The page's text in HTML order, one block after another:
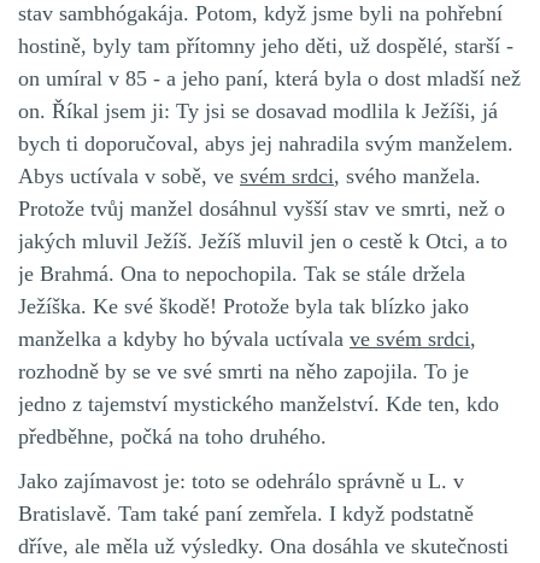
stav sambhógakája. Potom, když jsme byli na pohřební
hostině, byly tam přítomny jeho děti, už dospělé, starší -
on umíral v 85 - a jeho paní, která byla o dost mladší než
on. Říkal jsem ji: Ty jsi se dosavad modlila k Ježíši, já
bych ti doporučoval, abys jej nahradila svým manželem.
Abys uctívala v sobě, ve svém srdci, svého manžela.
Protože tvůj manžel dosáhnul vyšší stav ve smrti, než o
jakých mluvil Ježíš. Ježíš mluvil jen o cestě k Otci, a to
je Brahmá. Ona to nepochopila. Tak se stále držela
Ježíška. Ke své škodě! Protože byla tak blízko jako
manželka a kdyby ho bývala uctívala ve svém srdci,
rozhodně by se ve své smrti na něho zapojila. To je
jedno z tajemství mystického manželství. Kde ten, kdo
předběhne, počká na toho druhého.
Jako zajímavost je: toto se odehrálo správně u L. v
Bratislavě. Tam také paní zemřela. I když podstatně
dříve, ale měla už výsledky. Ona dosáhla ve skutečnosti